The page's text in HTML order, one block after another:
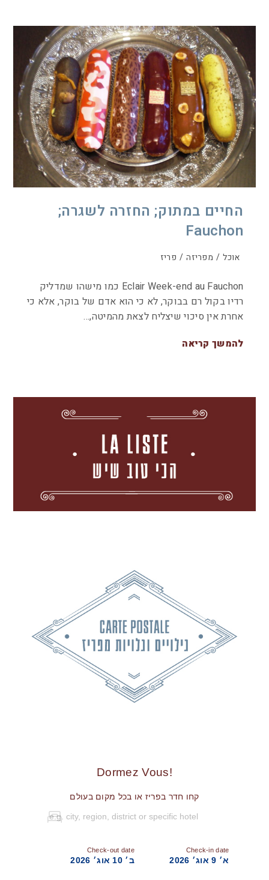
החיים במתוק; החזרה לשגרה;
Fauchon
אוכל / מפריזה / פריז
Eclair Week-end au Fauchon כמו מישהו שמדליק
רדיו בקול רם בבוקר, לא כי הוא אדם של בוקר, אלא כי
אחרת אין סיכוי שיצליח לצאת מהמיטה,…
להמשך קריאה
!Dormez Vous
קחו חדר בפריז או בכל מקום בעולם
Check-in date
א׳ 9 אוג׳ 2026
Check-out date
ב׳ 10 אוג׳ 2026